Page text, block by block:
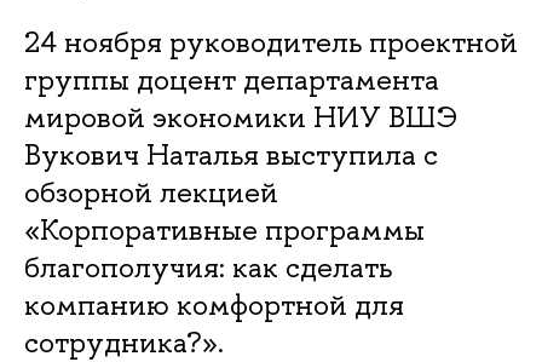
24 ноября руководитель проектной
группы доцент департамента
мировой экономики НИУ ВШЭ
Вукович Наталья выступила с
обзорной лекцией
«Корпоративные программы
благополучия: как сделать
компанию комфортной для
сотрудника?».